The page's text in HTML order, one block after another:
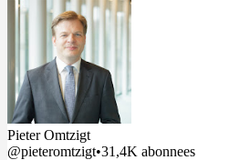
Pieter Omtzigt
@pieteromtzigt•31,4K abonnees